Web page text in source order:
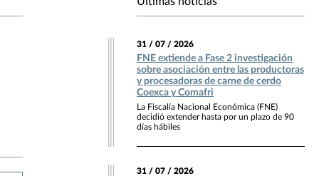
31 / 07 / 2026
FNE extiende a Fase 2 investigación
sobre asociación entre las productoras
y procesadoras de carne de cerdo
Coexca y Comafri
La Fiscalía Nacional Económica (FNE)
decidió extender hasta por un plazo de 90
días hábiles
31 / 07 / 2026